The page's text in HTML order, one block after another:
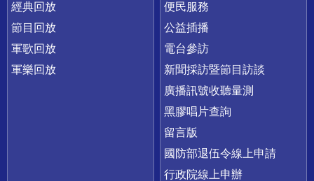
經典回放
節目回放
軍歌回放
軍樂回放
便民服務
公益插播
電台參訪
新聞採訪暨節目訪談
廣播訊號收聽量測
黑膠唱片查詢
留言版
國防部退伍令線上申請
行政院線上申辦